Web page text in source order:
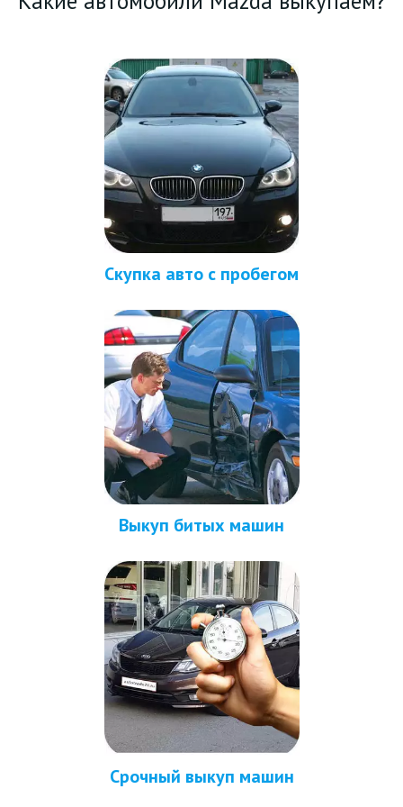
Скупка авто с пробегом
Выкуп битых машин
Срочный выкуп машин